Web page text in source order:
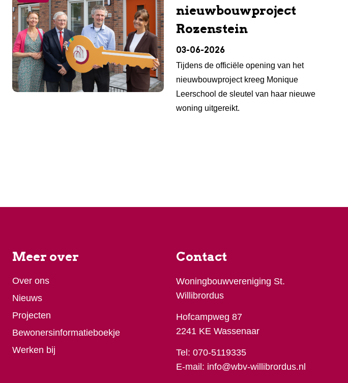
nieuwbouwproject
Rozenstein
03-06-2026
Tijdens de officiële opening van het
nieuwbouwproject kreeg Monique
Leerschool de sleutel van haar nieuwe
woning uitgereikt.
Meer over
Over ons
Nieuws
Projecten
Bewonersinformatieboekje
Werken bij
Contact
Woningbouwvereniging St.
Willibrordus
Hofcampweg 87
2241 KE Wassenaar
Tel: 070-5119335
E-mail: info@wbv-willibrordus.nl